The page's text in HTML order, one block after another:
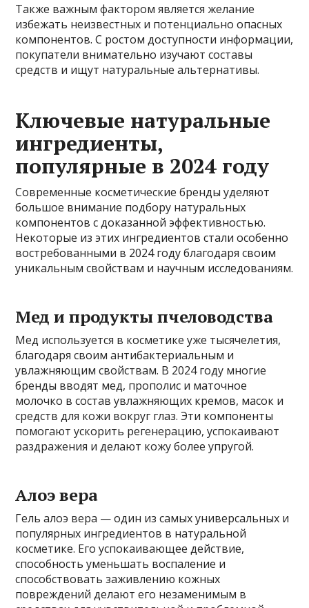
Также важным фактором является желание
избежать неизвестных и потенциально опасных
компонентов. С ростом доступности информации,
покупатели внимательно изучают составы
средств и ищут натуральные альтернативы.
Ключевые натуральные
ингредиенты,
популярные в 2024 году
Современные косметические бренды уделяют
большое внимание подбору натуральных
компонентов с доказанной эффективностью.
Некоторые из этих ингредиентов стали особенно
востребованными в 2024 году благодаря своим
уникальным свойствам и научным исследованиям.
Мед и продукты пчеловодства
Мед используется в косметике уже тысячелетия,
благодаря своим антибактериальным и
увлажняющим свойствам. В 2024 году многие
бренды вводят мед, прополис и маточное
молочко в состав увлажняющих кремов, масок и
средств для кожи вокруг глаз. Эти компоненты
помогают ускорить регенерацию, успокаивают
раздражения и делают кожу более упругой.
Алоэ вера
Гель алоэ вера — один из самых универсальных и
популярных ингредиентов в натуральной
косметике. Его успокаивающее действие,
способность уменьшать воспаление и
способствовать заживлению кожных
повреждений делают его незаменимым в